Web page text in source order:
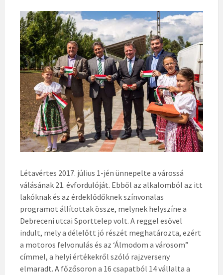
Létavértes 2017. július 1-jén ünnepelte a várossá
válásának 21. évfordulóját. Ebből az alkalomból az itt
lakóknak és az érdeklődőknek színvonalas
programot állítottak össze, melynek helyszíne a
Debreceni utcai Sporttelep volt. A reggel esővel
indult, mely a délelőtt jó részét meghatározta, ezért
a motoros felvonulás és az ‘Álmodom a városom”
címmel, a helyi értékekről szóló rajzverseny
elmaradt. A főzősoron a 16 csapatból 14 vállalta a